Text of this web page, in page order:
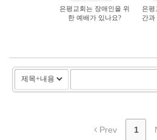
은평교회는 장애인을 위
한 예배가 있나요?
은평
간과
Prev 1